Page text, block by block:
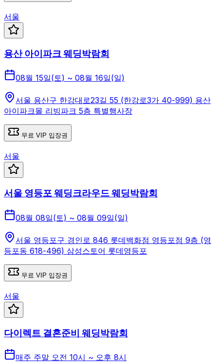
서울
용산 아이파크 웨딩박람회
08월 15일(토) ~ 08월 16일(일)
서울 용산구 한강대로23길 55 (한강로3가 40-999) 용산
아이파크몰 리빙파크 5층 특별행사장
무료 VIP 입장권
서울
서울 영등포 웨딩크라우드 웨딩박람회
08월 08일(토) ~ 08월 09일(일)
서울 영등포구 경인로 846 롯데백화점 영등포점 9층 (영
등포동 618-496) 삼성스토어 롯데영등포
무료 VIP 입장권
서울
다이렉트 결혼준비 웨딩박람회
매주 주말 오전 10시 ~ 오후 8시